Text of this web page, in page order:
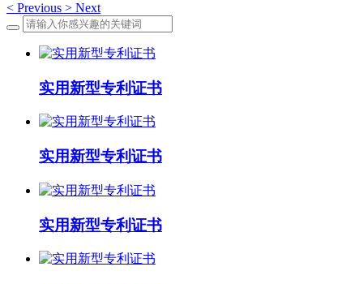
< Previous > Next
实用新型专利证书
实用新型专利证书
实用新型专利证书